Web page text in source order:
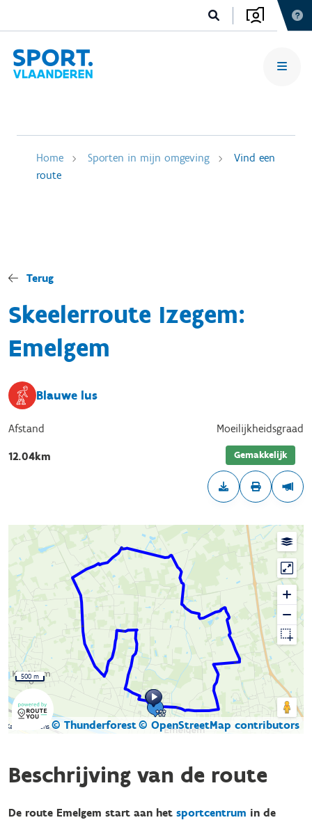
Home Sporten in mijn omgeving
Vind een
route
Terug
Skeelerroute Izegem:
Emelgem
Blauwe lus
Afstand
12.04km
Moeilijkheidsgraad
Gemakkelijk
Kaartgegevens © Thunderforest© OpenStreetMap contributors
500 m
Beschrijving van de route
De route Emelgem start aan het sportcentrum in de